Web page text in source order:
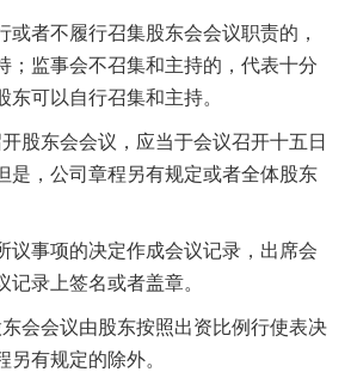
者不履行召集股东会会议职责的，
；监事会不召集和主持的，代表十分
东可以自行召集和主持。
东会会议，应当于会议召开十五日
是，公司章程另有规定或者全体股东
事项的决定作成会议记录，出席会
记录上签名或者盖章。
会议由股东按照出资比例行使表决
另有规定的除外。